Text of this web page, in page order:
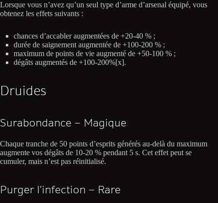
Lorsque vous n’avez qu’un seul type d’arme d’arsenal équipé, vous
obtenez les effets suivants :
chances d’accabler augmentées de +20-40 % ;
durée de saignement augmentée de +100-200 % ;
maximum de points de vie augmenté de +50-100 % ;
dégâts augmentés de +100-200%[x].
Druides
Surabondance – Magique
Chaque tranche de 50 points d’esprits générés au-delà du maximum
augmente vos dégâts de 10-20 % pendant 5 s. Cet effet peut se
cumuler, mais n’est pas réinitialisé.
Purger l’infection – Rare